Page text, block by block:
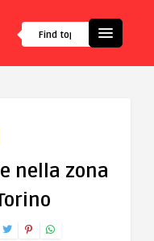
nella zona